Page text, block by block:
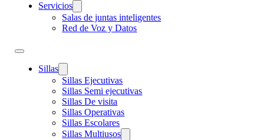
Servicios
Salas de juntas inteligentes
Red de Voz y Datos
Sillas
Sillas Ejecutivas
Sillas Semi ejecutivas
Sillas De visita
Sillas Operativas
Sillas Escolares
Sillas Multiusos